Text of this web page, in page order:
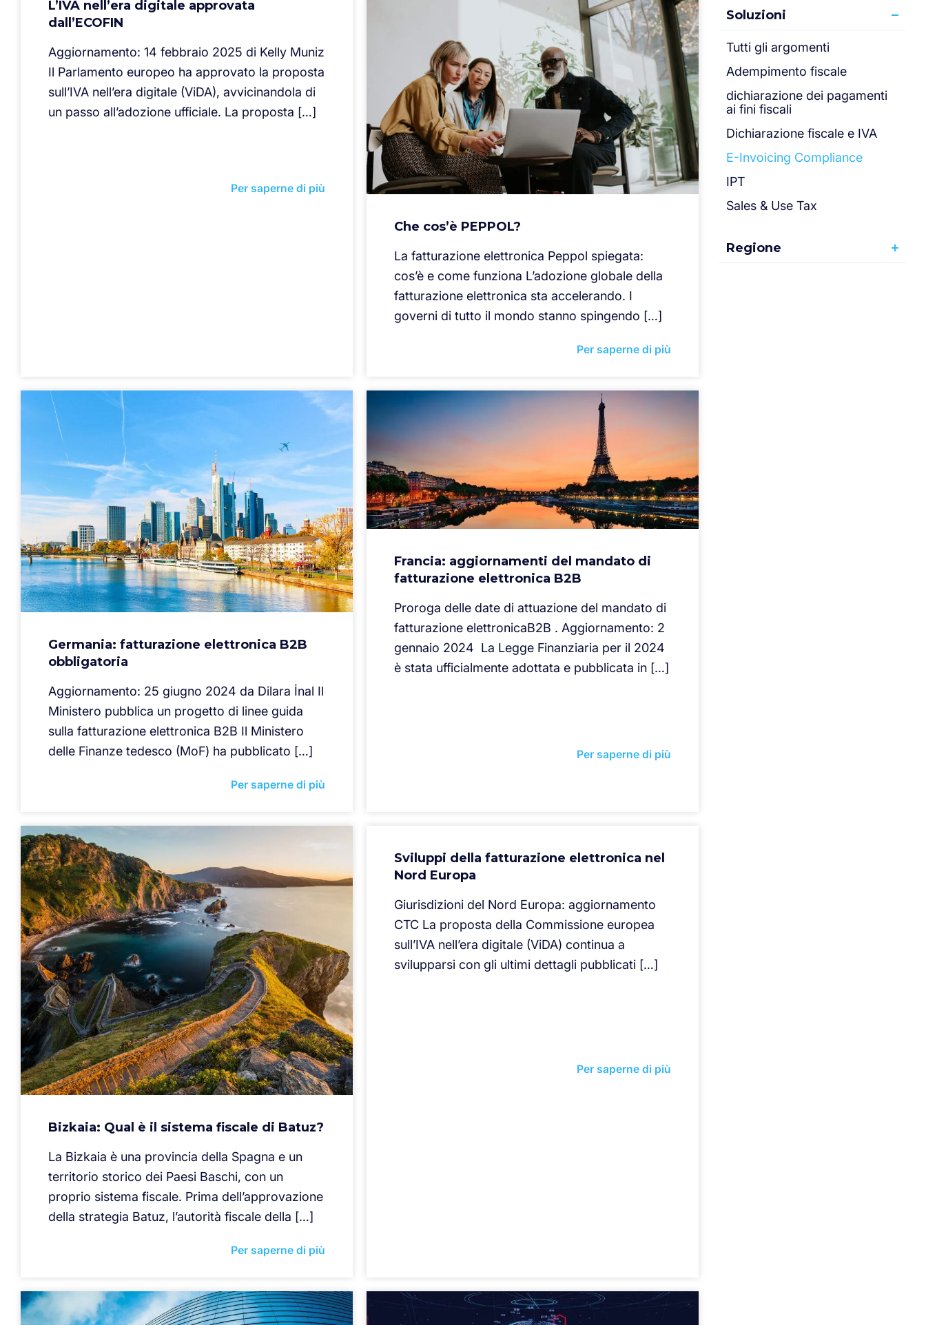
Soluzioni
Tutti gli argomenti
Adempimento fiscale
dichiarazione dei pagamenti
ai fini fiscali
Dichiarazione fiscale e IVA
E-Invoicing Compliance
IPT
Sales & Use Tax
Regione
L’IVA nell’era digitale approvata
dall’ECOFIN
Aggiornamento: 14 febbraio 2025 di Kelly Muniz
Il Parlamento europeo ha approvato la proposta
sull’IVA nell’era digitale (ViDA), avvicinandola di
un passo all’adozione ufficiale. La proposta […]
Per saperne di più
Che cos’è PEPPOL?
La fatturazione elettronica Peppol spiegata:
cos’è e come funziona L’adozione globale della
fatturazione elettronica sta accelerando. I
governi di tutto il mondo stanno spingendo […]
Per saperne di più
Germania: fatturazione elettronica B2B
obbligatoria
Aggiornamento: 25 giugno 2024 da Dilara İnal Il
Ministero pubblica un progetto di linee guida
sulla fatturazione elettronica B2B Il Ministero
delle Finanze tedesco (MoF) ha pubblicato […]
Per saperne di più
Francia: aggiornamenti del mandato di
fatturazione elettronica B2B
Proroga delle date di attuazione del mandato di
fatturazione elettronicaB2B . Aggiornamento: 2
gennaio 2024 La Legge Finanziaria per il 2024
è stata ufficialmente adottata e pubblicata in […]
Per saperne di più
Bizkaia: Qual è il sistema fiscale di Batuz?
La Bizkaia è una provincia della Spagna e un
territorio storico dei Paesi Baschi, con un
proprio sistema fiscale. Prima dell’approvazione
della strategia Batuz, l’autorità fiscale della […]
Per saperne di più
Sviluppi della fatturazione elettronica nel
Nord Europa
Giurisdizioni del Nord Europa: aggiornamento
CTC La proposta della Commissione europea
sull’IVA nell’era digitale (ViDA) continua a
svilupparsi con gli ultimi dettagli pubblicati […]
Per saperne di più